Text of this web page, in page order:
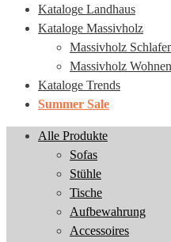
Kataloge Landhaus
Kataloge Massivholz
Massivholz
Massivholz Wohnen
Kataloge Trends
Summer Sale
Alle Produkte
Sofas
Stühle
Tische
Aufbewahrung
Accessoires